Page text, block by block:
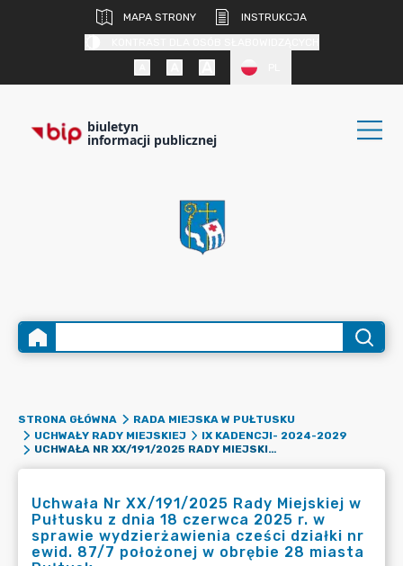
MAPA STRONY
INSTRUKCJA
biuletyn
informacji publicznej
STRONA GŁÓWNA
RADA MIEJSKA W PUŁTUSKU
UCHWAŁY RADY MIEJSKIEJ
IX KADENCJI- 2024-2029
UCHWAŁA NR XX/191/2025 RADY MIEJSKIEJ W PUŁTUSKU Z DNIA 18 CZERWCA 2025 R. W SPRAWIE WYDZIERŻAWIENIA CZEŚCI DZIAŁKI NR EWID. 87/7 POŁOŻONEJ W OBRĘBIE 28 MIASTA PUŁTUSK
Uchwała Nr XX/191/2025 Rady Miejskiej w
Pułtusku z dnia 18 czerwca 2025 r. w
sprawie wydzierżawienia cześci działki nr
ewid. 87/7 położonej w obrębie 28 miasta